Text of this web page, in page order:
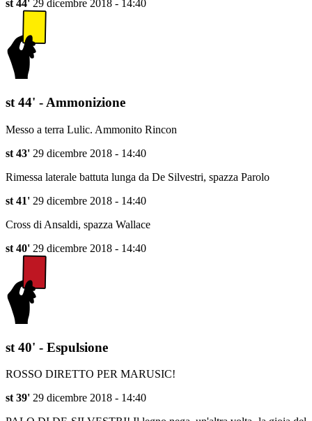
st 44' 29 dicembre 2018 - 14:40
st 44' - Ammonizione
Messo a terra Lulic. Ammonito Rincon
st 43' 29 dicembre 2018 - 14:40
Rimessa laterale battuta lunga da De Silvestri, spazza Parolo
st 41' 29 dicembre 2018 - 14:40
Cross di Ansaldi, spazza Wallace
st 40' 29 dicembre 2018 - 14:40
st 40' - Espulsione
ROSSO DIRETTO PER MARUSIC!
st 39' 29 dicembre 2018 - 14:40